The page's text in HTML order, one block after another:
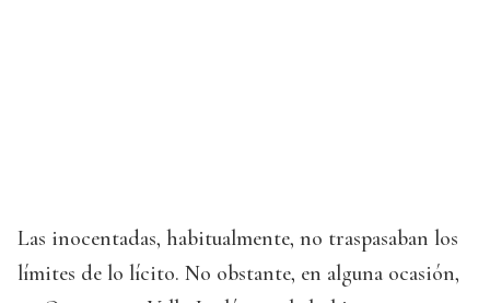
Las inocentadas, habitualmente, no traspasaban los
límites de lo lícito. No obstante, en alguna ocasión,